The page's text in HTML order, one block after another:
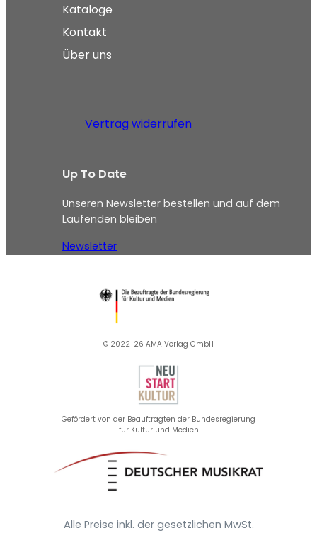
Kataloge
Kontakt
Über uns
Vertrag widerrufen
Up To Date
Unseren Newsletter bestellen und auf dem
Laufenden bleiben
Newsletter
© 2022-26 AMA Verlag GmbH​
Gefördert von der Beauftragten der Bundesregierung
für Kultur und Medien
Alle Preise inkl. der gesetzlichen MwSt.